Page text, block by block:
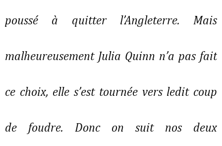
poussé à quitter l’Angleterre. Mais
malheureusement Julia Quinn n’a pas fait
ce choix, elle s’est tournée vers ledit coup
de foudre. Donc on suit nos deux